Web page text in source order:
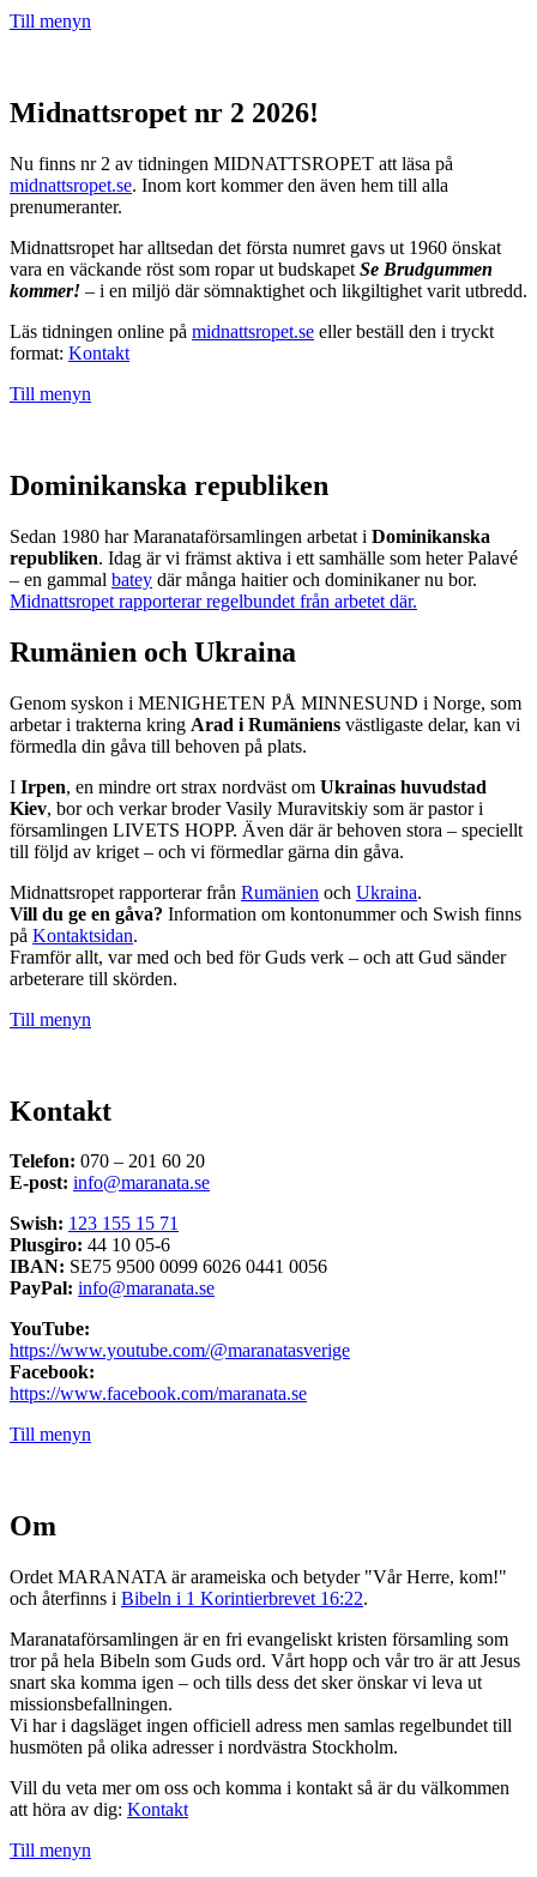
Till menyn
Midnattsropet nr 2 2026!
Nu finns nr 2 av tidningen MIDNATTSROPET att läsa på
midnattsropet.se. Inom kort kommer den även hem till alla
prenumeranter.
Midnattsropet har alltsedan det första numret gavs ut 1960 önskat
vara en väckande röst som ropar ut budskapet Se Brudgummen
kommer! – i en miljö där sömnaktighet och likgiltighet varit utbredd.
Läs tidningen online på midnattsropet.se eller beställ den i tryckt
format: Kontakt
Till menyn
Dominikanska republiken
Sedan 1980 har Maranataförsamlingen arbetat i Dominikanska
republiken. Idag är vi främst aktiva i ett samhälle som heter Palavé
– en gammal batey där många haitier och dominikaner nu bor.
Midnattsropet rapporterar regelbundet från arbetet där.
Rumänien och Ukraina
Genom syskon i MENIGHETEN PÅ MINNESUND i Norge, som
arbetar i trakterna kring Arad i Rumäniens västligaste delar, kan vi
förmedla din gåva till behoven på plats.
I Irpen, en mindre ort strax nordväst om Ukrainas huvudstad
Kiev, bor och verkar broder Vasily Muravitskiy som är pastor i
församlingen LIVETS HOPP. Även där är behoven stora – speciellt
till följd av kriget – och vi förmedlar gärna din gåva.
Midnattsropet rapporterar från Rumänien och Ukraina.
Vill du ge en gåva? Information om kontonummer och Swish finns
på Kontaktsidan.
Framför allt, var med och bed för Guds verk – och att Gud sänder
arbeterare till skörden.
Till menyn
Kontakt
Telefon: 070 – 201 60 20
E-post: info@maranata.se
Swish: 123 155 15 71
Plusgiro: 44 10 05-6
IBAN: SE75 9500 0099 6026 0441 0056
PayPal: info@maranata.se
YouTube:
https://www.youtube.com/@maranatasverige
Facebook:
https://www.facebook.com/maranata.se
Till menyn
Om
Ordet MARANATA är arameiska och betyder "Vår Herre, kom!"
och återfinns i Bibeln i 1 Korintierbrevet 16:22.
Maranataförsamlingen är en fri evangeliskt kristen församling som
tror på hela Bibeln som Guds ord. Vårt hopp och vår tro är att Jesus
snart ska komma igen – och tills dess det sker önskar vi leva ut
missionsbefallningen.
Vi har i dagsläget ingen officiell adress men samlas regelbundet till
husmöten på olika adresser i nordvästra Stockholm.
Vill du veta mer om oss och komma i kontakt så är du välkommen
att höra av dig: Kontakt
Till menyn